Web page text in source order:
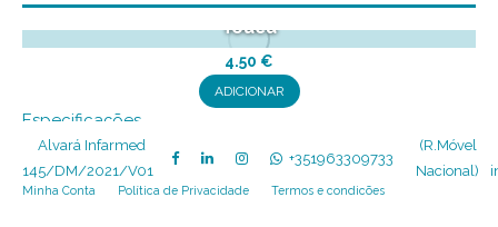
13.00 €
variants.
be
chosen
Touca
4.50 €
ADICIONAR
Especificações
Técnicas+
145/DM/2021/V01
+351963309733
Nacional)
Minha Conta Política de Privacidade Termos e condicões